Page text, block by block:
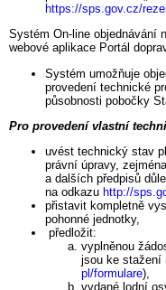
https://sps.gov.cz/
Systém On-line objednávání
webové aplikace Portál
Systém umožňuje
provedení technické
působnosti pobočky
Pro provedení vlastní
uvést technický stav
právní úpravy,
a dalších předpisů
na odkazu http://
přistavit kompletně
pohonné jednotky,
předložit:
vyplněnou
jsou ke stažení
pl/formulare),
vydané lodní